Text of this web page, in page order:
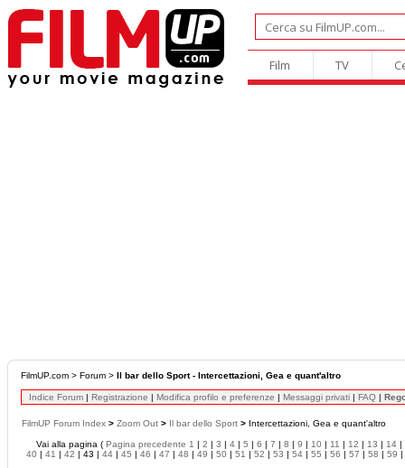
Film TV
FilmUP.com > Forum > Il bar dello Sport - Intercettazioni, Gea e quant'altro
Indice Forum | Registrazione | Modifica profilo e preferenze | Messaggi privati | FAQ |
FilmUP Forum Index > Zoom Out > Il bar dello Sport > Intercettazioni, Gea e quant'altro
Vai alla pagina ( Pagina precedente 1 | 2 | 3 | 4 | 5 | 6 | 7 | 8 | 9 | 10 | 11 | 12 | 13 | 14 |
40 | 41 | 42 | 43 | 44 | 45 | 46 | 47 | 48 | 49 | 50 | 51 | 52 | 53 | 54 | 55 | 56 | 57 | 58 | 59 |